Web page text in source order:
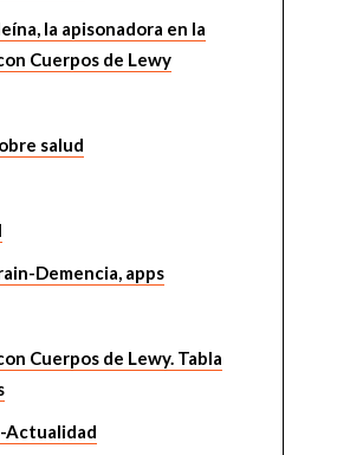
la apisonadora en la
Cuerpos de Lewy
salud
Demencia, apps
Cuerpos de Lewy. Tabla
Actualidad